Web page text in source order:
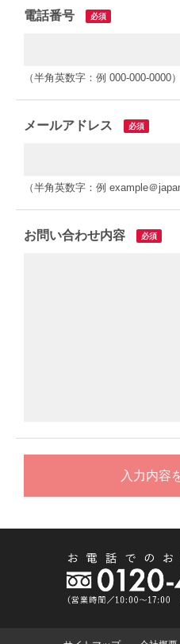
電話番号 必須
（半角英数字：例 000-000-0000）
メールアドレス 必須
（半角英数字：例 example＠
お問い合わせ内容 必須
入力内容